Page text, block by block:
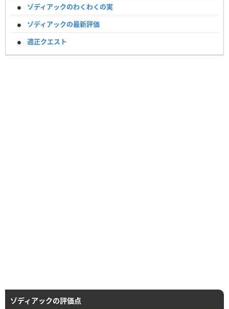
ゾディアックのわくわくの実
ゾディアックの最新評価
適正クエスト
ゾディアックの評価点